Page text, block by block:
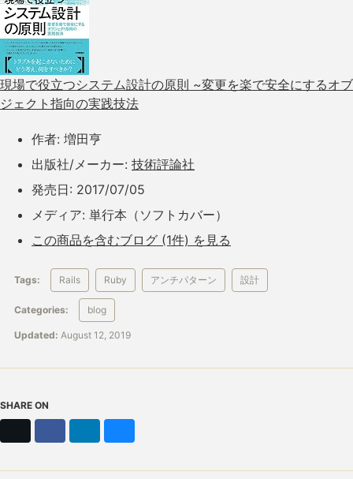
現場で役立つシステム設計の原則 ~変更を楽で安全にするオブ
ジェクト指向の実践技法
作者: 増田亨
出版社/メーカー: 技術評論社
発売日: 2017/07/05
メディア: 単行本（ソフトカバー）
この商品を含むブログ (1件) を見る
Tags: Rails Ruby アンチパターン 設計
Categories: blog
Updated: August 12, 2019
SHARE ON